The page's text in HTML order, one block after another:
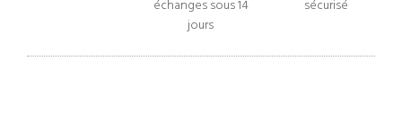
échanges sous 14
jours
sécurisé